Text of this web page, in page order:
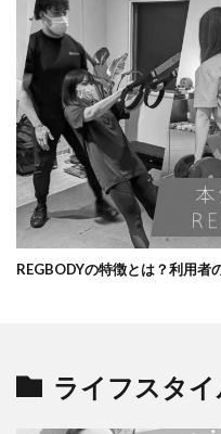
REGBODYの特徴とは？利用者
ライフスタ